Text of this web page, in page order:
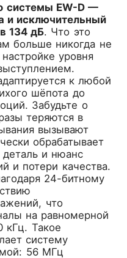
системы EW-D —
и исключительный
134 дБ. Что это
больше никогда не
уровня
к любой
шёпота до
Забудьте о
теряются в
вызывают
обрабатывает
и нюанс
и потери качества.
24-битному
что
на равномерной
кГц. Такое
систему
56 МГц